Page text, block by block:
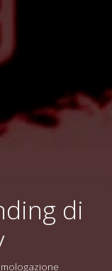
di